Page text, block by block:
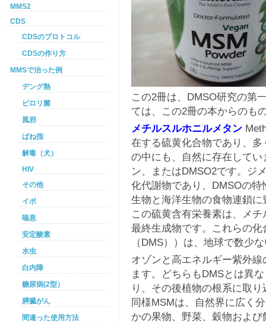
この2冊は、DMSO研究の第
ては、この2冊の本からのも
メチルスルホニルメタン
在する硫黄化合物であり、
の中にも、自然に存在して
ン、またはDMSO2です。ジ
化代謝物であり、DMSOの
生物と海洋生物の食物連鎖
この硫黄含有栄養素は、メ
最終生成物です。これらの
（DMS））は、地球で数少
オゾンと高エネルギー紫外
ます。どちらもDMSとは異
り、その後植物の根系に取
同様MSMは、自然界に広く
かの果物、野菜、穀物およ
MMS2
CDS
CDSのプロトコル
CDSの作り方
MMSで治った例
デング熱
ピロリ菌
風邪
ばね指
解毒（犬）
HIV
その他
イボ
喘息
安定酸素
水虫
白内障
糖尿病(2型）
膵臓がん
間違った使用方法